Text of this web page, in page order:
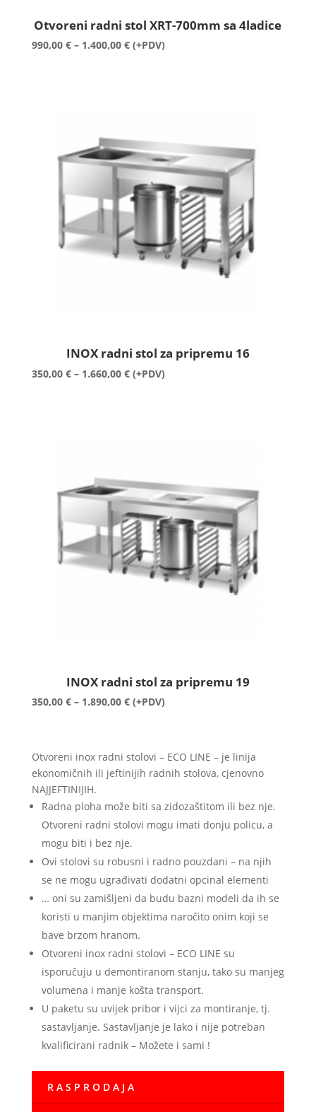
Otvoreni radni stol XRT-700mm sa 4ladice
990,00 € – 1.400,00 €Raspon
(+PDV)
INOX radni stol za pripremu 16
350,00 € – 1.660,00 €Raspon
(+PDV)
INOX radni stol za pripremu 19
350,00 € – 1.890,00 €Raspon
350,00 €
do
1.890,00 €
(+PDV)
Otvoreni inox radni stolovi – ECO LINE – je linija
ekonomičnih ili jeftinijih radnih stolova, cjenovno
NAJJEFTINIJIH.
Radna ploha može biti sa zidozaštitom ili bez nje.
Otvoreni radni stolovi mogu imati donju policu, a
mogu biti i bez nje.
Ovi stolovi su robusni i radno pouzdani – na njih
se ne mogu ugrađivati dodatni opcinal elementi
… oni su zamišljeni da budu bazni modeli da ih se
koristi u manjim objektima naročito onim koji se
bave brzom hranom.
Otvoreni inox radni stolovi – ECO LINE su
isporučuju u demontiranom stanju, tako su manjeg
volumena i manje košta transport.
U paketu su uvijek pribor i vijci za montiranje, tj.
sastavljanje. Sastavljanje je lako i nije potreban
kvalificirani radnik – Možete i sami !
R A S P R O D A J A